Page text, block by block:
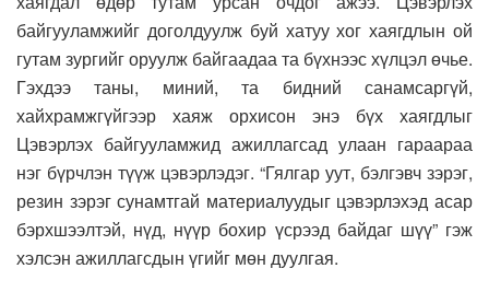
байгууламжийг доголдуулж буй хатуу хог хаягдлын ой
гутам зургийг оруулж байгаадаа та бүхнээс хүлцэл өчье.
Гэхдээ таны, миний, та бидний санамсаргүй,
хайхрамжгүйгээр хаяж орхисон энэ бүх хаягдлыг
Цэвэрлэх байгууламжид ажиллагсад улаан гараараа
нэг бүрчлэн түүж цэвэрлэдэг. “Гялгар уут, бэлгэвч зэрэг,
резин зэрэг сунамтгай материалуудыг цэвэрлэхэд асар
бэрхшээлтэй, нүд, нүүр бохир үсрээд байдаг шүү” гэж
хэлсэн ажиллагсдын үгийг мөн дуулгая.